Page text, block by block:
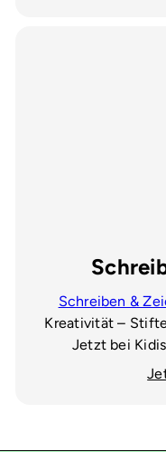
Schreiben &
Kreativität –
Jetzt bei